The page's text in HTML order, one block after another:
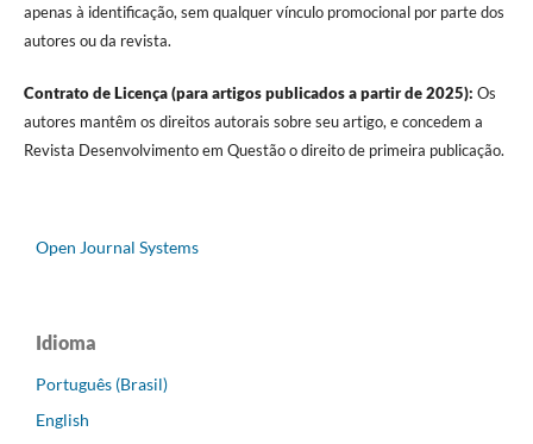
apenas à identificação, sem qualquer vínculo promocional por parte dos
autores ou da revista.
Contrato de Licença (para artigos publicados a partir de 2025): Os
autores mantêm os direitos autorais sobre seu artigo, e concedem a
Revista Desenvolvimento em Questão o direito de primeira publicação.
Open Journal Systems
Idioma
Português (Brasil)
English